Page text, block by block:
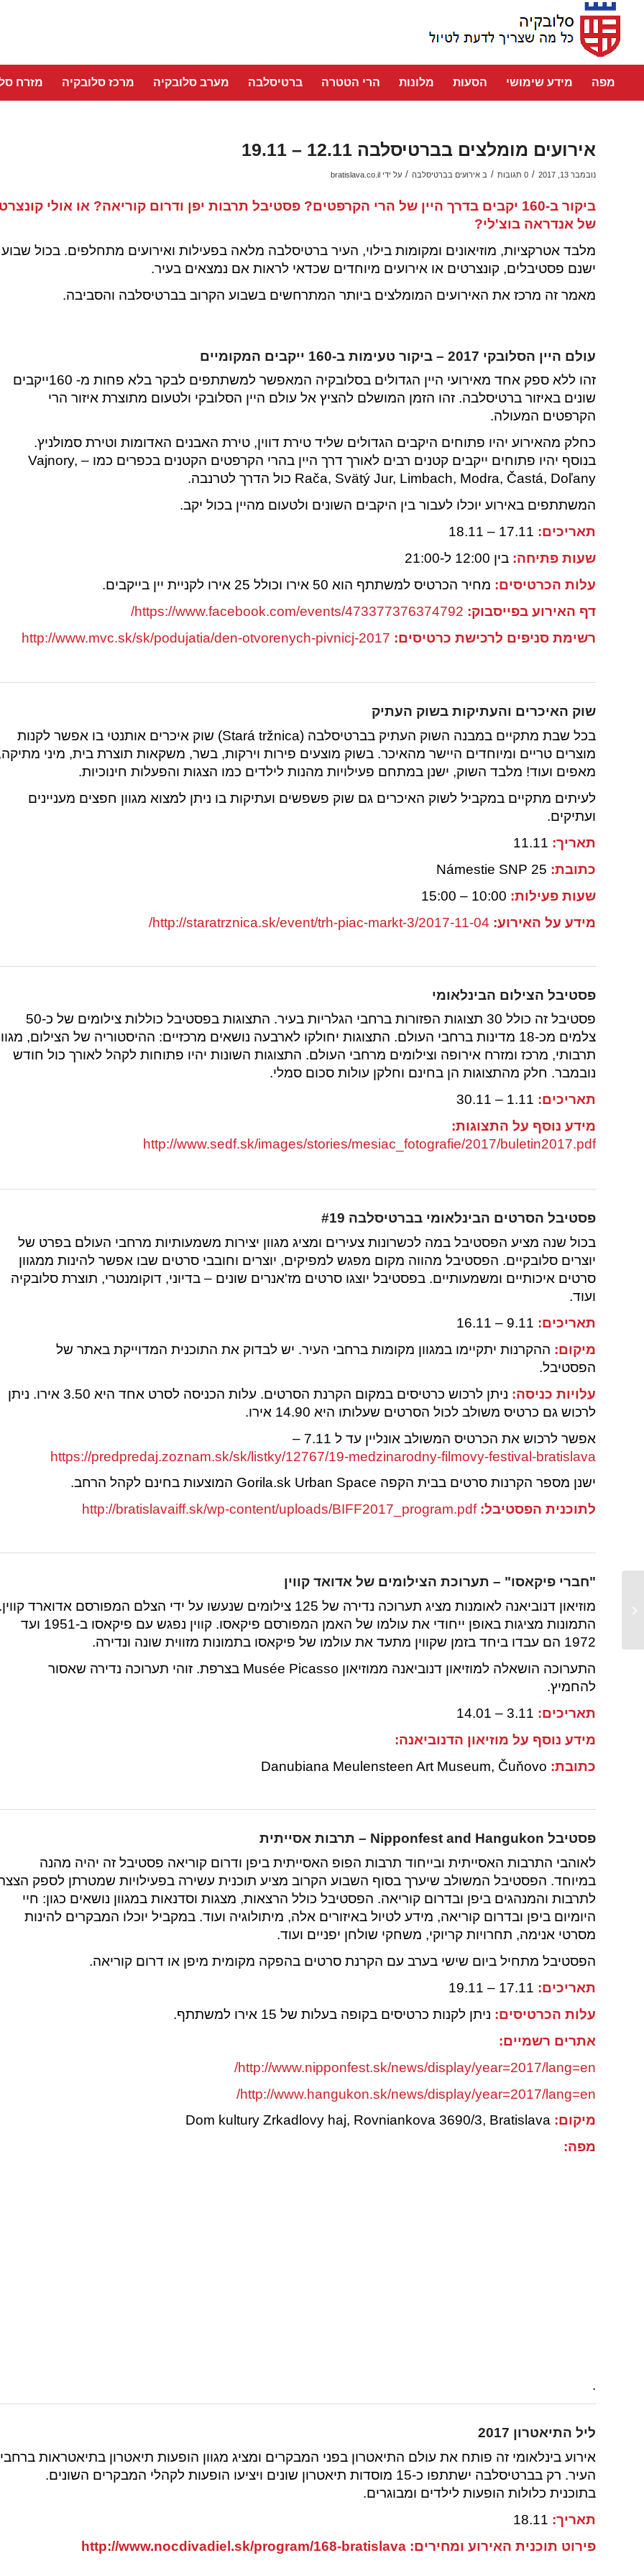
מפה מידע שימושי הסעות מלונות הרי הטטרה ברטיסלבה מערב סלובקיה מרכז סלובקיה מזרח
אירועים מומלצים בברטיסלבה 12.11 – 19.11
נובמבר 13, 2017 / 0 תגובות / ב אירועים בברטיסלבה / על ידי bratislava.co.il
ביקור ב-160 יקבים בדרך היין של הרי הקרפטים? פסטיבל תרבות יפן ודרום קוריאה? או אולי קונצרט
של אנדראה בוצ'לי?
מלבד אטרקציות, מוזיאונים ומקומות בילוי, העיר ברטיסלבה מלאה בפעילות ואירועים מתחלפים. בכול שבוע
ישנם פסטיבלים, קונצרטים או אירועים מיוחדים שכדאי לראות אם נמצאים בעיר.
מאמר זה מרכז את האירועים המומלצים ביותר המתרחשים בשבוע הקרוב בברטיסלבה והסביבה.
עולם היין הסלובקי 2017 – ביקור טעימות ב-160 ייקבים המקומיים
זהו ללא ספק אחד מאירועי היין הגדולים בסלובקיה המאפשר למשתתפים לבקר בלא פחות מ- 160ייקבים
שונים באיזור ברטיסלבה. זהו הזמן המושלם להציץ אל עולם היין הסלובקי ולטעום מתוצרת איזור הרי
הקרפטים המעולה.
כחלק מהאירוע יהיו פתוחים היקבים הגדולים שליד טירת דווין, טירת האבנים האדומות וטירת סמולניץ.
בנוסף יהיו פתוחים ייקבים קטנים רבים לאורך דרך היין בהרי הקרפטים הקטנים בכפרים כמו – Vajnory,
Rača, Svätý Jur, Limbach, Modra, Častá, Doľany כול הדרך לטרנבה.
המשתתפים באירוע יוכלו לעבור בין היקבים השונים ולטעום מהיין בכול יקב.
תאריכים:
שעות פתיחה: בין 12:00 ל-21:00
עלות הכרטיסים: מחיר הכרטיס למשתתף הוא 50 אירו וכולל 25 אירו לקניית יין בייקבים.
דף האירוע בפייסבוק: https://www.facebook.com/events/473377376374792/
רשימת סניפים לרכישת כרטיסים: http://www.mvc.sk/sk/podujatia/den-otvorenych-pivnicj-2017
שוק האיכרים והעתיקות בשוק העתיק
בכל שבת מתקיים במבנה השוק העתיק בברטיסלבה (Stará tržnica) שוק איכרים אותנטי בו אפשר לקנות
מוצרים טריים ומיוחדים היישר מהאיכר. בשוק מוצעים פירות וירקות, בשר, משקאות תוצרת בית, מיני
מאפים ועוד! מלבד השוק, ישנן במתחם פעילויות מהנות לילדים כמו הצגות והפעלות חינוכיות.
לעיתים מתקיים במקביל לשוק האיכרים גם שוק פשפשים ועתיקות בו ניתן למצוא מגוון חפצים מעניינים
ועתיקים.
תאריך:
כתובת:
שעות פעילות:
מידע על האירוע: http://staratrznica.sk/event/trh-piac-markt-3/2017-11-04/
פסטיבל הצילום הבינלאומי
פסטיבל זה כולל 30 תצוגות הפזורות ברחבי הגלריות בעיר. התצוגות בפסטיבל כוללות צילומים של כ-50
צלמים מכ-18 מדינות ברחבי העולם. התצוגות יחולקו לארבעה נושאים מרכזיים: ההיסטוריה של הצילום,
תרבותי, מרכז ומזרח אירופה וצילומים מרחבי העולם. התצוגות השונות יהיו פתוחות לקהל לאורך כול חודש
נובמבר. חלק מהתצוגות הן בחינם וחלקן עולות סכום סמלי.
תאריכים:
מידע נוסף על התצוגות:
http://www.sedf.sk/images/stories/mesiac_fotografie/2017/buletin2017.pdf
פסטיבל הסרטים הבינלאומי בברטיסלבה #19
בכול שנה מציע הפסטיבל במה לכשרונות צעירים ומציג מגוון יצירות משמעותיות מרחבי העולם בפרט של
יוצרים סלובקיים. הפסטיבל מהווה מקום מפגש למפיקים, יוצרים וחובבי סרטים שבו אפשר להינות ממגוון
סרטים איכותיים ומשמעותיים. בפסטיבל יוצגו סרטים מז'אנרים שונים – בדיוני, דוקומנטרי, תוצרת סלובקיה
ועוד.
תאריכים:
מיקום: ההקרנות יתקיימו במגוון מקומות ברחבי העיר. יש לבדוק את התוכנית המדוייקת באתר של
הפסטיבל.
עלויות כניסה:
ניתן לרכוש כרטיסים במקום הקרנת הסרטים. עלות הכניסה לסרט אחד היא 3.50 אירו. ניתן
לרכוש גם כרטיס משולב לכול הסרטים שעלותו היא 14.90 אירו.
אפשר לרכוש את הכרטיס המשולב אונליין עד ל 7.11 –
https://predpredaj.zoznam.sk/sk/listky/12767/19-medzinarodny-filmovy-festival-bratislava
ישנן מספר הקרנות סרטים בבית הקפה Gorila.sk Urban Space המוצעות בחינם לקהל הרחב.
לתוכנית הפסטיבל: http://bratislavaiff.sk/wp-content/uploads/BIFF2017_program.pdf
"חברי פיקאסו" – תערוכת הצילומים של אדואד קווין
מוזיאון דנוביאנה לאומנות מציג תערוכה נדירה של 125 צילומים שנעשו על ידי הצלם המפורסם אדוארד קווין.
התמונות מציגות באופן ייחודי את עולמו של האמן המפורסם פיקאסו. קווין נפגש עם פיקאסו ב-1951 ועד
1972 הם עבדו ביחד בזמן שקווין מתעד את עולמו של פיקאסו בתמונות מזווית שונה ונדירה.
התערוכה הושאלה למוזיאון דנוביאנה ממוזיאון Musée Picasso בצרפת. זוהי תערוכה נדירה שאסור
להחמיץ.
תאריכים:
מידע נוסף על מוזיאון הדנוביאנה:
כתובת:
פסטיבל Nipponfest and Hangukon – תרבות אסייתית
לאוהבי התרבות האסייתית ובייחוד תרבות הפופ האסייתית ביפן ודרום קוריאה פסטיבל זה יהיה מהנה
במיוחד. הפסטיבל המשולב שיערך בסוף השבוע הקרוב מציע תוכנית עשירה בפעילויות שמטרתן לספק
לתרבות והמנהגים ביפן ובדרום קוריאה. הפסטיבל כולל הרצאות, מצגות וסדנאות במגוון נושאים כגון: חיי
היומיום ביפן ובדרום קוריאה, מידע לטיול באיזורים אלה, מיתולוגיה ועוד. במקביל יוכלו המבקרים להינות
מסרטי אנימה, תחרויות קריוקי, משחקי שולחן יפניים ועוד.
הפסטיבל מתחיל ביום שישי בערב עם הקרנת סרטים בהפקה מקומית מיפן או דרום קוריאה.
תאריכים:
עלות הכרטיסים: ניתן לקנות כרטיסים בקופה בעלות של 15 אירו למשתתף.
אתרים רשמיים:
http://www.nipponfest.sk/news/display/year=2017/lang=en/
http://www.hangukon.sk/news/display/year=2017/lang=en/
מיקום:
מפה:
.
ליל התיאטרון 2017
אירוע בינלאומי זה פותח את עולם התיאטרון בפני המבקרים ומציג מגוון הופעות תיאטרון בתיאטראות ברחבי
העיר. רק בברטיסלבה ישתתפו כ-15 מוסדות תיאטרון שונים ויציעו הופעות לקהלי המבקרים השונים.
בתוכנית כלולות הופעות לילדים ומבוגרים.
תאריך:
פירוט תוכנית האירוע ומחירים: http://www.nocdivadiel.sk/program/168-bratislava
בברטיסלבה 20.11 –
26.11